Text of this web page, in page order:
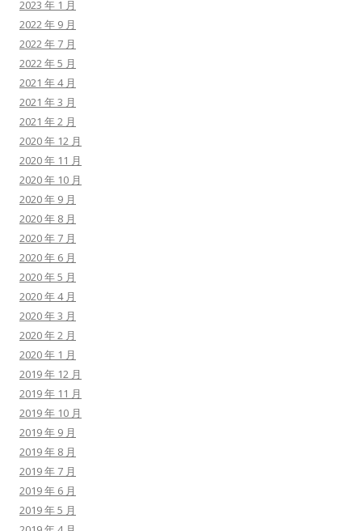
2023 年 1 月
2022 年 9 月
2022 年 7 月
2022 年 5 月
2021 年 4 月
2021 年 3 月
2021 年 2 月
2020 年 12 月
2020 年 11 月
2020 年 10 月
2020 年 9 月
2020 年 8 月
2020 年 7 月
2020 年 6 月
2020 年 5 月
2020 年 4 月
2020 年 3 月
2020 年 2 月
2020 年 1 月
2019 年 12 月
2019 年 11 月
2019 年 10 月
2019 年 9 月
2019 年 8 月
2019 年 7 月
2019 年 6 月
2019 年 5 月